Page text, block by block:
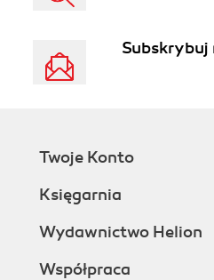
Subskrybuj
Twoje Konto
Księgarnia
Wydawnictwo Helion
Współpraca